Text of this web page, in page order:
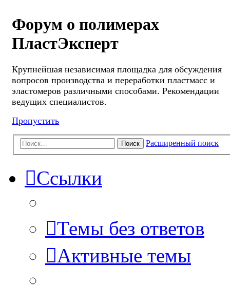
Форум о полимерах
ПластЭксперт
Крупнейшая независимая площадка для обсуждения
вопросов производства и переработки пластмасс и
эластомеров различными способами. Рекомендации
ведущих специалистов.
Пропустить
Поиск Расширенный поиск
Ссылки
Темы без ответов
Активные темы